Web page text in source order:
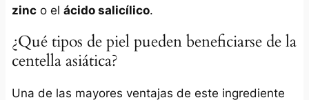
zinco el ácido salicílico.
¿Qué tipos de piel pueden beneficiarse de la
centella asiática?
Una de las mayores ventajas de este ingrediente